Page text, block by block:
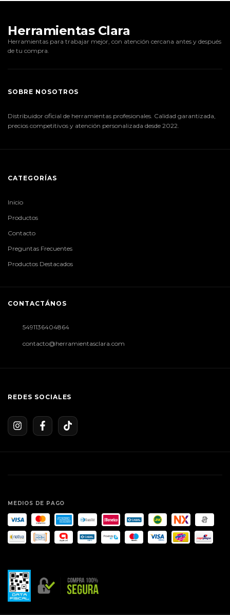
Herramientas Clara
Herramientas para trabajar mejor, con atención cercana antes y después
de tu compra.
SOBRE NOSOTROS
Distribuidor oficial de herramientas profesionales. Calidad garantizada,
precios competitivos y atención personalizada desde 2022.
CATEGORÍAS
Inicio
Productos
Contacto
Preguntas Frecuentes
Productos Destacados
CONTACTÁNOS
5491136404864
contacto@herramientasclara.com
REDES SOCIALES
MEDIOS DE PAGO